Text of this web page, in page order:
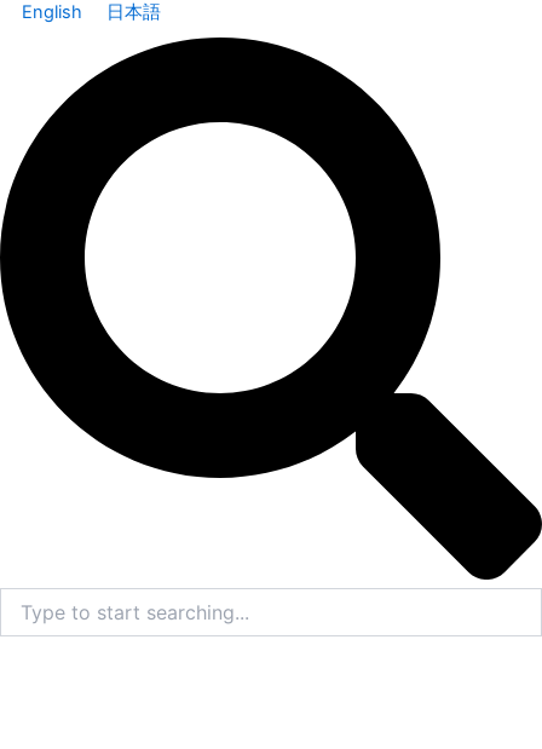
English 日本語